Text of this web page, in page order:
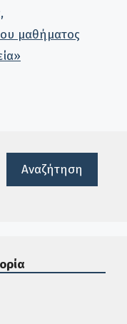
μαθήματος
Αναζήτηση